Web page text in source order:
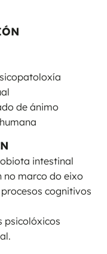
de ánimo
intestinal
no marco do eixo
cognitivos
psicolóxicos